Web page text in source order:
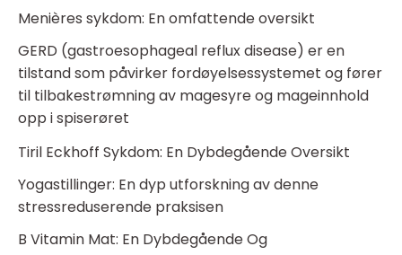
Menières sykdom: En omfattende oversikt
GERD (gastroesophageal reflux disease) er en
tilstand som påvirker fordøyelsessystemet og fører
til tilbakestrømning av magesyre og mageinnhold
opp i spiserøret
Tiril Eckhoff Sykdom: En Dybdegående Oversikt
Yogastillinger: En dyp utforskning av denne
stressreduserende praksisen
B Vitamin Mat: En Dybdegående Og